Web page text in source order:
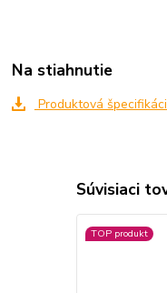
Na stiahnutie
Produktová
Súvisiaci
TOP produkt